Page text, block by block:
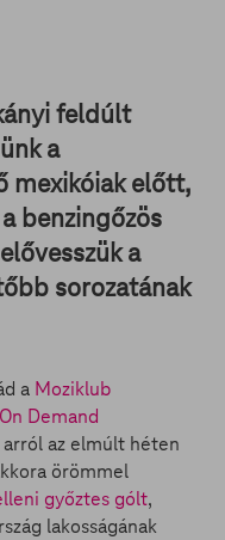
feldúlt
a
mexikóiak előtt,
benzingőzös
a
sorozatának
a Moziklub
Demand
az elmúlt héten
örömmel
győztes gólt,
lakosságának